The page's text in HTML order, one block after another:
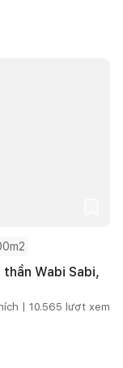
Wabi Sabi,
| 10.565 lượt xem